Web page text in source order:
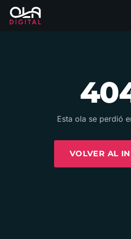
Esta ola se perdió
VOLVER AL